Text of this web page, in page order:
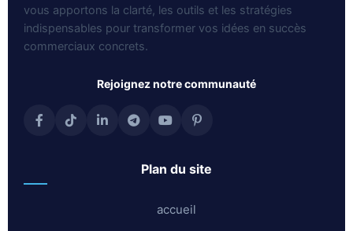
vous apportons la clarté, les outils et les stratégies
indispensables pour transformer vos idées en succès
commerciaux concrets.
rejoignez notre communauté
plan du site
accueil